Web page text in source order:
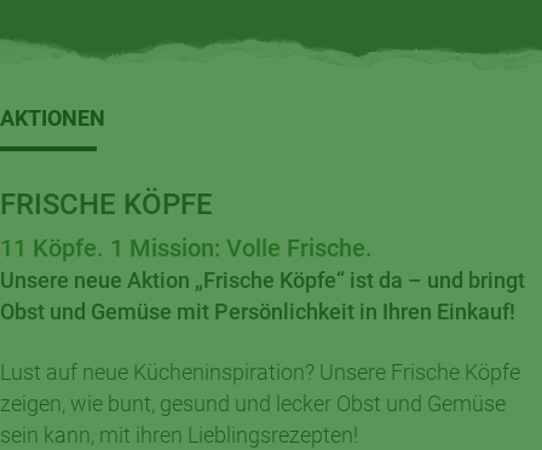
AKTIONEN
FRISCHE KÖPFE
11 Köpfe. 1 Mission: Volle Frische.
Unsere neue Aktion „Frische Köpfe“ ist da – und bringt
Obst und Gemüse mit Persönlichkeit in Ihren Einkauf!
Lust auf neue Kücheninspiration? Unsere Frische Köpfe
zeigen, wie bunt, gesund und lecker Obst und Gemüse
sein kann, mit ihren Lieblingsrezepten!